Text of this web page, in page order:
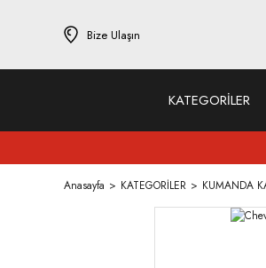
Bize Ulaşın
KATEGORİLER
Anasayfa KATEGORİLER KUMANDA